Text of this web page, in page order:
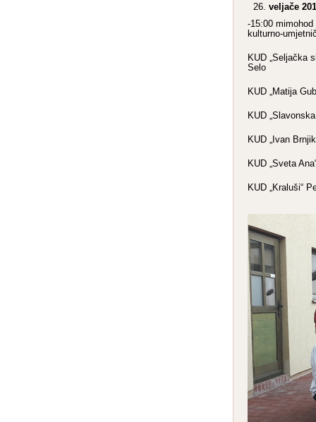
veljače
-15:00 mimohod
kulturno-
KUD „Seljačka
Selo
KUD „Matija
KUD
KUD „Ivan
KUD „Sveta
KUD „Kraluši“